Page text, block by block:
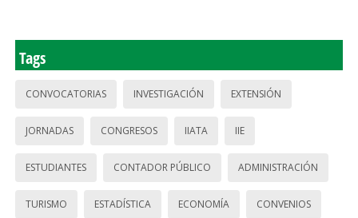
Tags
CONVOCATORIAS INVESTIGACIÓN EXTENSIÓN
JORNADAS CONGRESOS IIATA IIE
ESTUDIANTES CONTADOR PÚBLICO ADMINISTRACIÓN
TURISMO ESTADÍSTICA ECONOMÍA CONVENIOS